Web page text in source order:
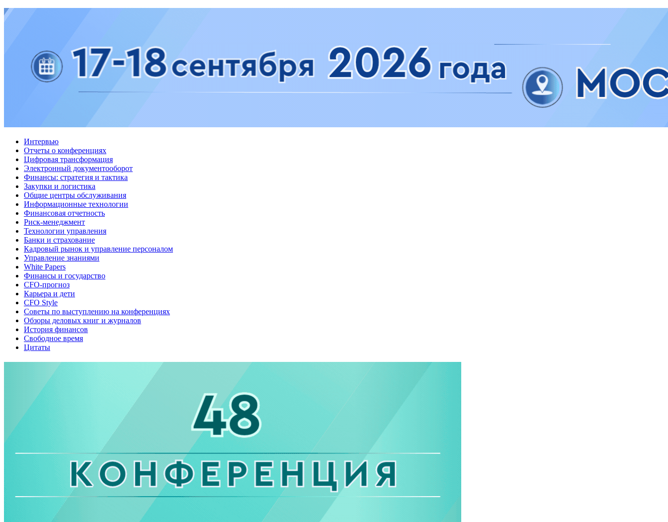
Интервью
Отчеты о конференциях
Цифровая трансформация
Электронный документооборот
Финансы: стратегия и тактика
Закупки и логистика
Общие центры обслуживания
Информационные технологии
Финансовая отчетность
Риск-менеджмент
Технологии управления
Банки и страхование
Кадровый рынок и управление персоналом
Управление знаниями
White Papers
Финансы и государство
CFO-прогноз
Карьера и дети
CFO Style
Советы по выступлению на конференциях
Обзоры деловых книг и журналов
История финансов
Свободное время
Цитаты